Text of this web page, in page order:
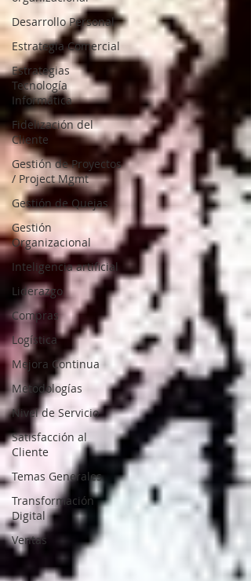
Desarrollo Personal
Estrategia Comercial
Estrategias
Tecnología
Informática
Fidelización del
Cliente
Gestión de Proyectos
/ Project Mgmt
Gestión de Quejas
Gestión
Organizacional
Inteligencia artificial
Liderazgo
Compras
Logística
Mejora Continua
Metodologías
Nivel de Servicio
Satisfacción al
Cliente
Temas Generales
Transformación
Digital
Ventas